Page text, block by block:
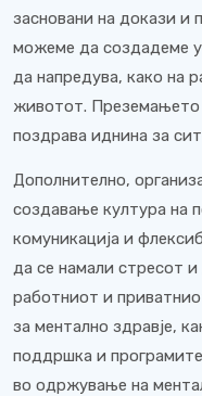
засновани на докази и
можеме да создадеме
да напредува, како на
животот. Преземањето
поздрава иднина за
Дополнително,
создавање култура на
комуникација и
да се намали стресот
работниот и
за ментално здравје,
поддршка и
во одржување на